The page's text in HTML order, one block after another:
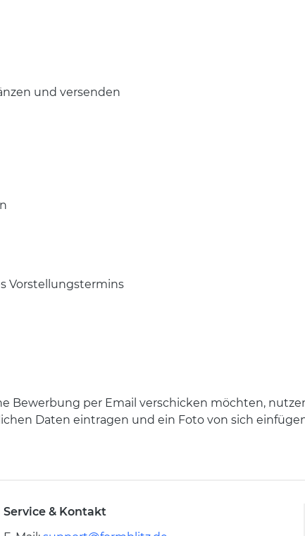
und versenden
Vorstellungstermins
Bewerbung per Email verschicken möchten,
Daten eintragen und ein Foto von sich
Service & Kontakt